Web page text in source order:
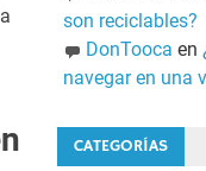
son reciclables?
DonTooca en
navegar en una
CATEGORÍAS